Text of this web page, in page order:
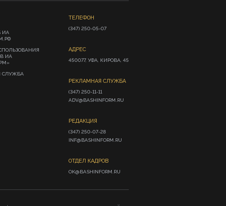
ИА
ИА
СЛУЖБА
ТЕЛЕФОН
(347) 250-05-07
АДРЕС
450077, УФА, КИРОВА, 45
РЕКЛАМНАЯ СЛУЖБА
(347) 250-11-11
ADV@BASHINFORM.RU
РЕДАКЦИЯ
(347) 250-07-28
INF@BASHINFORM.RU
ОТДЕЛ КАДРОВ
OK@BASHINFORM.RU